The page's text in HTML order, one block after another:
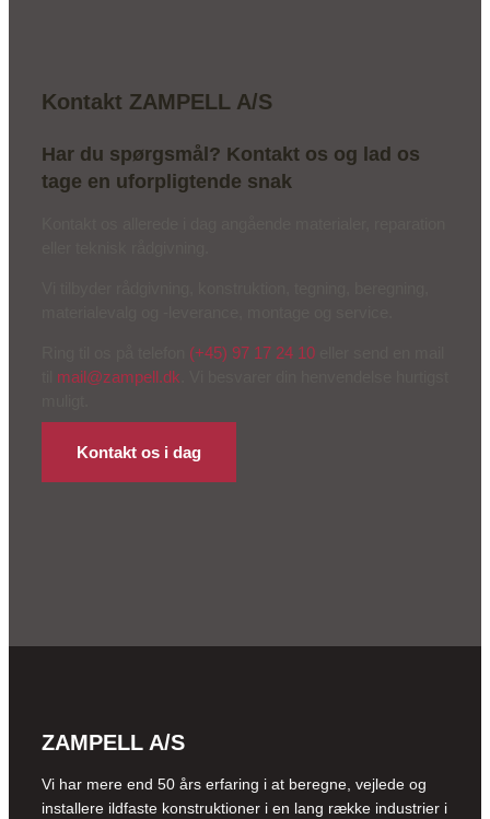
Kontakt ZAMPELL A/S
Har du spørgsmål? Kontakt os og lad os
tage en uforpligtende snak
(+45) 97 17 24 10
mail@zampell.dk
Kontakt os i dag
ZAMPELL A/S
Vi har mere end 50 års erfaring i at beregne, vejlede og
installere ildfaste konstruktioner i en lang række industrier i